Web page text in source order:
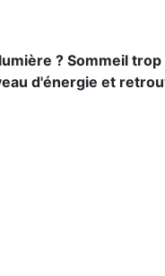
? Sommeil
d'énergie et